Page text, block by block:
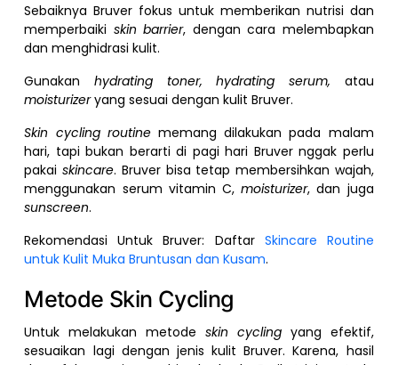
Sebaiknya Bruver fokus untuk memberikan nutrisi dan
memperbaiki skin barrier, dengan cara melembapkan
dan menghidrasi kulit.
Gunakanhydrating toner, hydrating serum, atau
moisturizeryang sesuai dengan kulit Bruver.
Skin cycling routinememang dilakukan pada malam
hari, tapi bukan berarti di pagi hari Bruver nggak perlu
pakaiskincare. Bruver bisa tetap membersihkan wajah,
menggunakan serum vitamin C,moisturizer, dan juga
sunscreen.
Rekomendasi Untuk Bruver: Daftar Skincare Routine
untuk Kulit Muka Bruntusan dan Kusam.
Metode Skin Cycling
Untuk melakukan metode skin cyclingyang efektif,
sesuaikan lagi dengan jenis kulit Bruver. Karena, hasil